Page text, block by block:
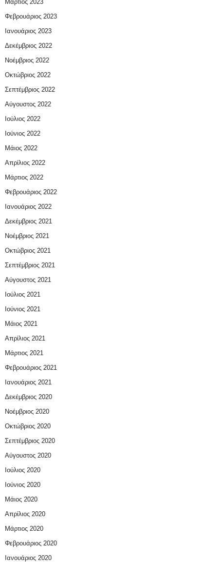
Μάρτιος 2023
Φεβρουάριος 2023
Ιανουάριος 2023
Δεκέμβριος 2022
Νοέμβριος 2022
Οκτώβριος 2022
Σεπτέμβριος 2022
Αύγουστος 2022
Ιούλιος 2022
Ιούνιος 2022
Μάιος 2022
Απρίλιος 2022
Μάρτιος 2022
Φεβρουάριος 2022
Ιανουάριος 2022
Δεκέμβριος 2021
Νοέμβριος 2021
Οκτώβριος 2021
Σεπτέμβριος 2021
Αύγουστος 2021
Ιούλιος 2021
Ιούνιος 2021
Μάιος 2021
Απρίλιος 2021
Μάρτιος 2021
Φεβρουάριος 2021
Ιανουάριος 2021
Δεκέμβριος 2020
Νοέμβριος 2020
Οκτώβριος 2020
Σεπτέμβριος 2020
Αύγουστος 2020
Ιούλιος 2020
Ιούνιος 2020
Μάιος 2020
Απρίλιος 2020
Μάρτιος 2020
Φεβρουάριος 2020
Ιανουάριος 2020